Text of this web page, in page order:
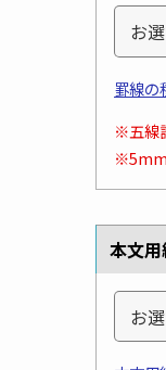
罫線の
※五線
※5mm
本文